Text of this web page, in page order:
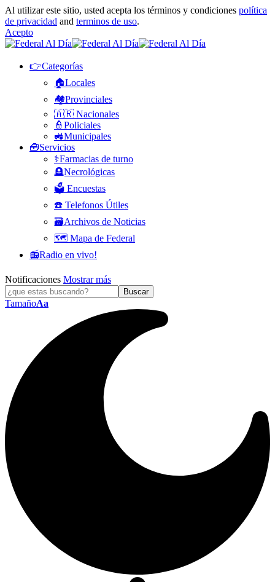
Al utilizar este sitio, usted acepta los términos y condiciones política
de privacidad and terminos de uso.
Acepto
👉Categorías
🏠Locales
🏘️Provinciales
🇦🇷 Nacionales
👮Policiales
🚜Municipales
🧰Servicios
⚕️Farmacias de turno
🪦Necrológicas
🗳️ Encuestas
☎️ Telefonos Útiles
🗃️Archivos de Noticias
🗺️ Mapa de Federal
📻Radio en vivo!
Notificaciones Mostrar más
TamañoAa